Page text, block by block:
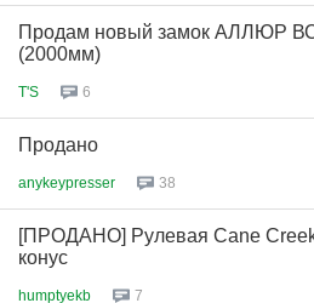
Продам новый замок АЛЛЮР
(2000мм)
T'S 6
Продано
anykeypresser 38
[ПРОДАНО] Рулевая Cane
конус
humptyekb 7